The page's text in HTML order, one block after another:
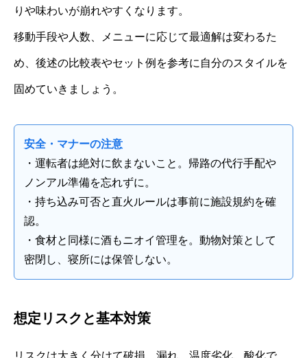
りや味わいが崩れやすくなります。
移動手段や人数、メニューに応じて最適解は変わるた
め、後述の比較表やセット例を参考に自分のスタイルを
固めていきましょう。
安全・マナーの注意
・運転者は絶対に飲まないこと。帰路の代行手配や
ノンアル準備を忘れずに。
・持ち込み可否と直火ルールは事前に施設規約を確
認。
・食材と同様に酒もニオイ管理を。動物対策として
密閉し、寝所には保管しない。
想定リスクと基本対策
リスクは大きく分けて破損、漏れ、温度劣化、酸化で